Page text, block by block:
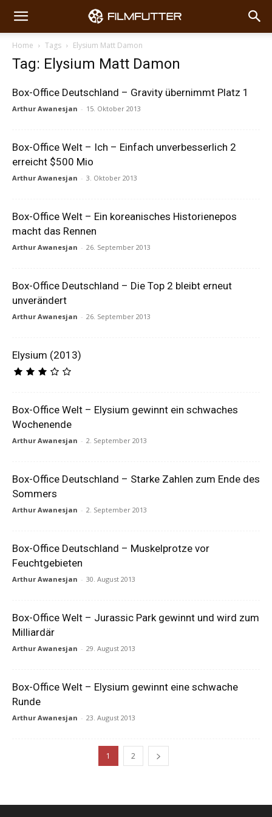
Home Tags Elysium Matt Damon
Tag: Elysium Matt Damon
Box-Office Deutschland – Gravity übernimmt Platz 1
Arthur Awanesjan - 15. Oktober 2013
Box-Office Welt – Ich – Einfach unverbesserlich 2
erreicht $500 Mio
Arthur Awanesjan - 3. Oktober 2013
Box-Office Welt – Ein koreanisches Historienepos
macht das Rennen
Arthur Awanesjan - 26. September 2013
Box-Office Deutschland – Die Top 2 bleibt erneut
unverändert
Arthur Awanesjan - 26. September 2013
Elysium (2013)
Box-Office Welt – Elysium gewinnt ein schwaches
Wochenende
Arthur Awanesjan - 2. September 2013
Box-Office Deutschland – Starke Zahlen zum Ende des
Sommers
Arthur Awanesjan - 2. September 2013
Box-Office Deutschland – Muskelprotze vor
Feuchtgebieten
Arthur Awanesjan - 30. August 2013
Box-Office Welt – Jurassic Park gewinnt und wird zum
Milliardär
Arthur Awanesjan - 29. August 2013
Box-Office Welt – Elysium gewinnt eine schwache
Runde
Arthur Awanesjan - 23. August 2013
1 2